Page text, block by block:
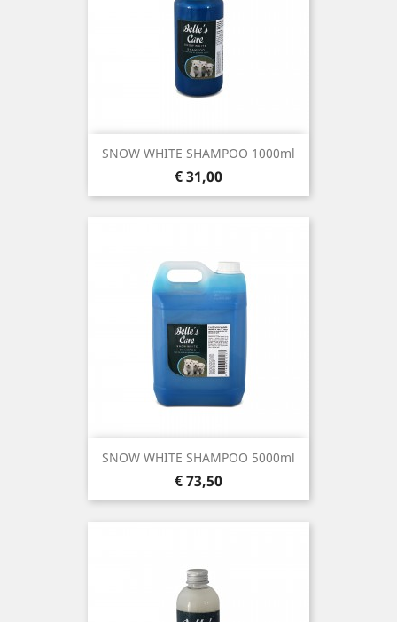
SNOW WHITE SHAMPOO 1000ml
Prijs
€ 31,00
SNOW WHITE SHAMPOO 5000ml
Prijs
€ 73,50